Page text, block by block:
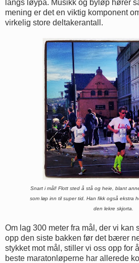
langs løypa. Musikk og byløp hører
mening er det en viktig komponent
virkelig store deltakerantall.
Snart i mål! Flott sted å stå og heie, blant
som løp inn til super tid. Han fikk også ekstra
den lekre skjorta.
Om lag 300 meter fra mål, der vi kan
opp den siste bakken før det bærer
stykket mot mål, stiller vi oss opp for
beste maratonløperne har allerede